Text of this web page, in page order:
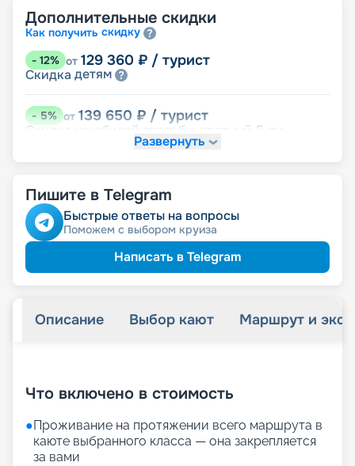
Дополнительные скидки
Как получить скидку
- 12% от 129 360 ₽ / турист
Скидка детям
-5% от 139 650 ₽ / турист
Скидка на юбилей свадьбы, кратный 5-ти
Развернуть
Пишите в Telegram
Быстрые ответы на вопросы
Поможем с выбором круиза
Написать в Telegram
Описание Выбор кают Маршрут и
Что включено в стоимость
●Проживание на протяжении всего маршрута в
каюте выбранного класса — она закрепляется
за вами